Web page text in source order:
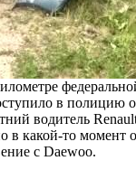
в полицию
водитель
в какой-то момент
с Daewoo.